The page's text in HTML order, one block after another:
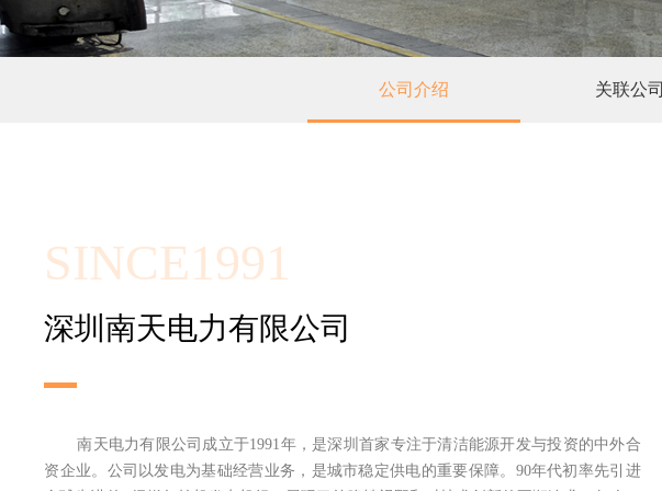
公司介绍 关联公司
SINCE1991
深圳南天电力有限公司
南天电力有限公司成立于1991年，是深圳首家专注于清洁能源开发与投资的中外合
资企业。公司以发电为基础经营业务，是城市稳定供电的重要保障。90年代初率先引进